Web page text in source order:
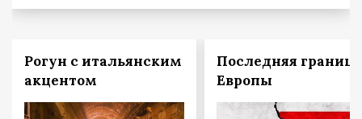
Рогун с итальянским
акцентом
Последняя граница
Европы